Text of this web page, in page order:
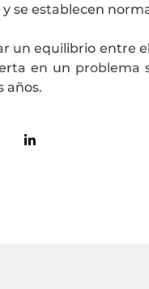
se establecen
un equilibrio entre
en un problema
años.